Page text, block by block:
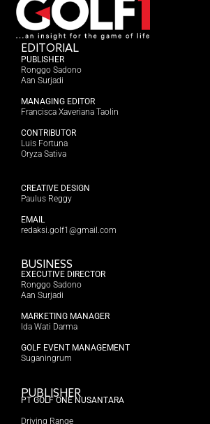
EDITORIAL
PUBLISHER
Ronggo Sadono
Aan Surjadi
MANAGING EDITOR
Francisca Xaveriana Taolin
CONTRIBUTOR
Luis Fortuna
Oryza Sativa
CREATIVE DESIGN
Paulus Reggy
EMAIL
redaksi.golf1@gmail.com
BUSINESS
EXECUTIVE DIRECTOR
Ronggo Sadono
Aan Surjadi
MARKETING MANAGER
Ida Wati Darma
GOLF EVENT MANAGEMENT
Suganingrum
PUBLISHER
PT GOLF ONE NUSANTARA
Driving Range